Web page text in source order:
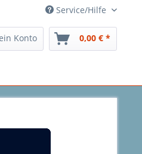
Service/Hilfe
Konto 0,00 € *